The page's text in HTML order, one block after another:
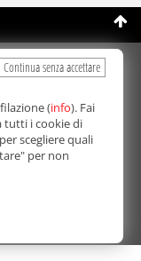
in qualunque
Autorizzazione del
10/2003
Continua senza accettare
(info). Fai
tutti i cookie di
scegliere quali
per non